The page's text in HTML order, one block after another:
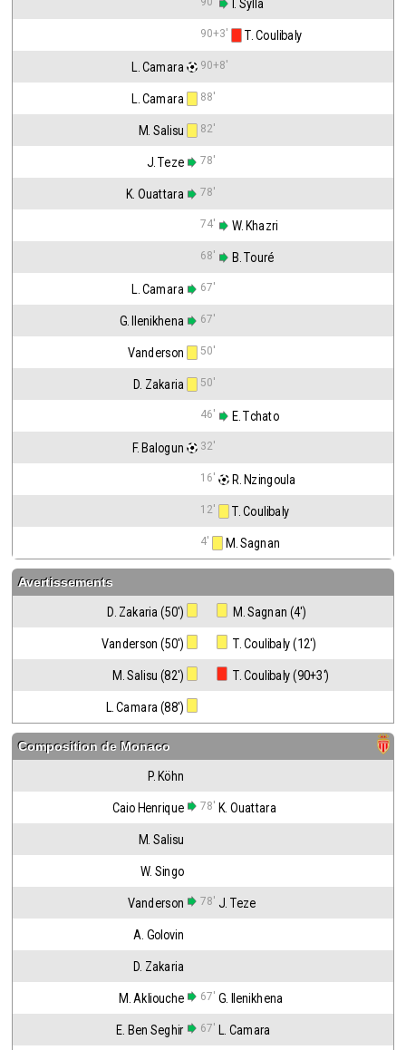
I. Sylla
90+3' T. Coulibaly
L. Camara 90+8'
L. Camara 88'
M. Salisu 82'
J. Teze 78'
K. Ouattara 78'
74' W. Khazri
68' B. Touré
L. Camara 67'
G. Ilenikhena 67'
Vanderson 50'
D. Zakaria 50'
46' E. Tchato
F. Balogun 32'
16' R. Nzingoula
12' T. Coulibaly
4' M. Sagnan
Avertissements
D. Zakaria (50') M. Sagnan (4')
Vanderson (50') T. Coulibaly (12')
M. Salisu (82') T. Coulibaly (90+3')
L. Camara (88')
Composition de Monaco
P. Köhn
Caio Henrique 78' K. Ouattara
M. Salisu
W. Singo
Vanderson 78' J. Teze
A. Golovin
D. Zakaria
M. Akliouche 67' G. Ilenikhena
E. Ben Seghir 67' L. Camara